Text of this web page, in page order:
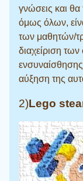
γνώσεις και
όμως όλων,
των μαθητών/
διαχείριση
ενσυναίσθησης
αύξηση της
2)Lego